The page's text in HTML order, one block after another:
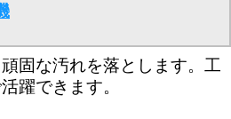
固な汚れを落とします。工
躍できます。